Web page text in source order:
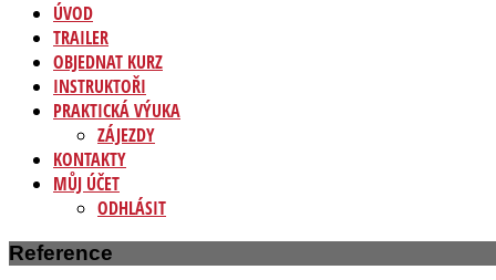
ÚVOD
TRAILER
OBJEDNAT KURZ
INSTRUKTOŘI
PRAKTICKÁ VÝUKA
ZÁJEZDY
KONTAKTY
MŮJ ÚČET
ODHLÁSIT
Reference